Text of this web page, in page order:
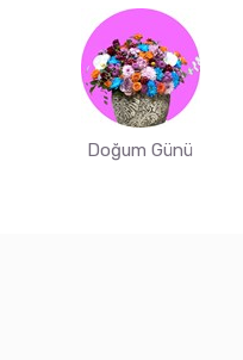
Doğum Günü